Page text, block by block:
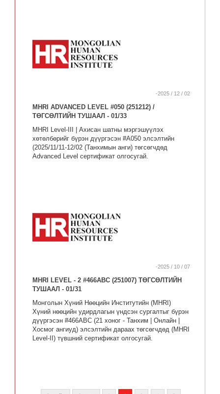
-2025 / 12 / 02
MHRI ADVANCED LEVEL #050 (251212) /
ТӨГСӨЛТИЙН ТУШААЛ - 01/33
MHRI Level-III | Ахисан шатны мэргэшүүлэх
хөтөлбөрийг бүрэн дүүргэсэн #A050 элсэлтийн
(2025/11/11-12/02 (Танхимын анги) төгсөгчдөд
Advanced Level сертификат олгосугай.
-2025 / 10 / 07
MHRI LEVEL - 2 #466ABC (251007) ТӨГСӨЛТИЙН
ТУШААЛ - 01/31
Монголын Хүний Нөөцийн Институтийн (MHRI)
Хүний нөөцийн удирдлагын үндсэн сургалтыг бүрэн
дүүргэсэн #466ABC (21 хоног - Танхим | Онлайн |
Хосмог ангиуд) элсэлтийн дараах төгсөгчдөд (MHRI
Level-II) түвшний сертификат олгосугай.